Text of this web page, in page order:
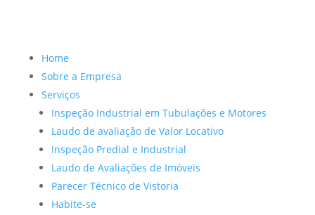
Home
Sobre a Empresa
Serviços
Inspeção Industrial em Tubulações e Motores
Laudo de avaliação de Valor Locativo
Inspeção Predial e Industrial
Laudo de Avaliações de Imóveis
Parecer Técnico de Vistoria
Habite-se